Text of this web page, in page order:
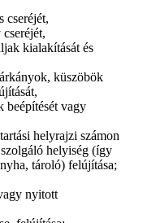
cseréjét,
kialakítását és
küszöbök
beépítését vagy
helyrajzi számon
helyiség (így
tároló) felújítása;
nyitott